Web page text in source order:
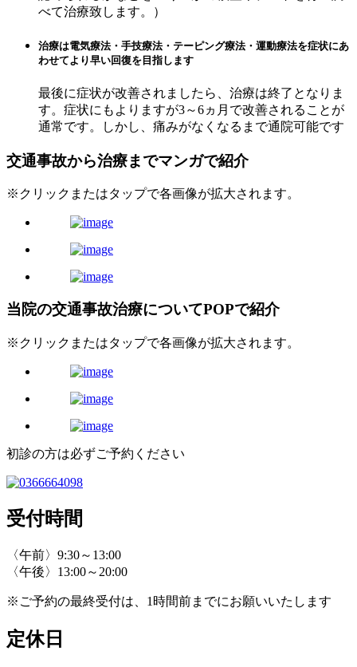
べて治療致します。）
治療は電気療法・手技療法・テーピング療法・運動療法を症状にあ
わせてより早い回復を目指します
最後に症状が改善されましたら、治療は終了となりま
す。症状にもよりますが3～6ヵ月で改善されることが
通常です。しかし、痛みがなくなるまで通院可能です
交通事故から治療までマンガで紹介
※クリックまたはタップで各画像が拡大されます。
当院の交通事故治療についてPOPで紹介
※クリックまたはタップで各画像が拡大されます。
初診の方は必ずご予約ください
受付時間
〈午前〉9:30～13:00
〈午後〉13:00～20:00
※ご予約の最終受付は、1時間前までにお願いいたします
定休日